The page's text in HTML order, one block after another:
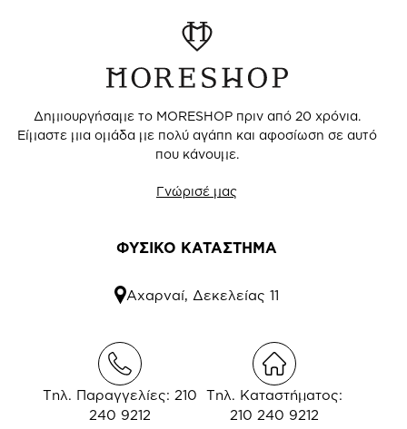
Δημιουργήσαμε το MORESHOP πριν από 20 χρόνια.
Είμαστε μια ομάδα με πολύ αγάπη και αφοσίωση σε αυτό
που κάνουμε.
Γνώρισέ μας
ΦΥΣΙΚΟ ΚΑΤΑΣΤΗΜΑ
Αχαρναί, Δεκελείας 11
Τηλ. Παραγγελίες: 210
240 9212
Τηλ. Καταστήματος:
210 240 9212